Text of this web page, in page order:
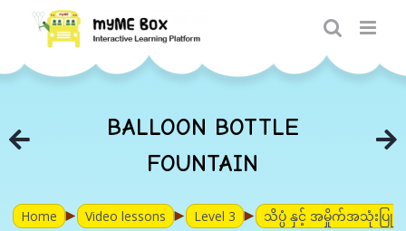
content
BALLOON BOTTLE
FOUNTAIN
Home ► Video lessons ► Level 3 ► သိပ္ပံ နှင့် အမှိုက်အသုံးပြု